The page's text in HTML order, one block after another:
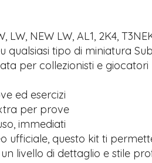
NEW LW, AL1, 2K4,
qualsiasi tipo di miniatura
per collezionisti e giocatori
ed esercizi
per prove
immediati
ufficiale, questo kit ti
livello di dettaglio e stile